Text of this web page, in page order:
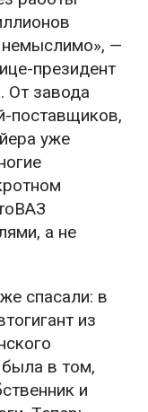
немыслимо», —
президент
От завода
поставщиков,
уже
а не
спасали: в
из
в том,
и